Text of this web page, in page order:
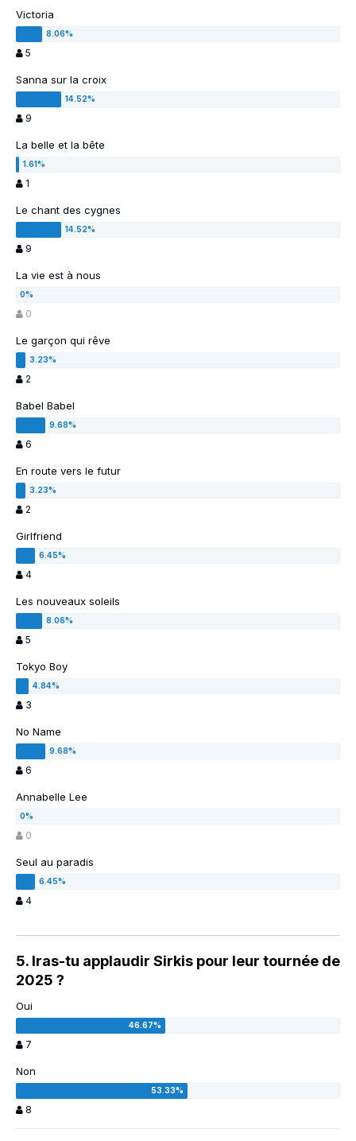
Victoria
5
Sanna sur la croix
9
La belle et la bête
1
Le chant des cygnes
9
La vie est à nous
0
Le garçon qui rêve
2
Babel Babel
6
En route vers le futur
2
Girlfriend
4
Les nouveaux soleils
5
Tokyo Boy
3
No Name
6
Annabelle Lee
0
Seul au paradis
4
5. Iras-tu applaudir Sirkis pour leur tournée de
2025 ?
Oui
7
Non
8